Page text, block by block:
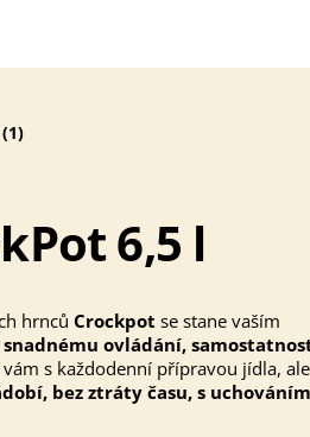
6,5 l
hrnců Crockpot se stane vaším
snadnému ovládání,
s každodenní přípravou jídla,
bez ztráty času, s